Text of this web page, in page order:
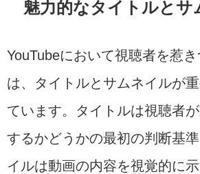
魅力的なタイトルとサ
YouTubeにおいて視聴者を惹
は、タイトルとサムネイルが
ています。タイトルは視聴者
するかどうかの最初の判断基
イルは動画の内容を視覚的に